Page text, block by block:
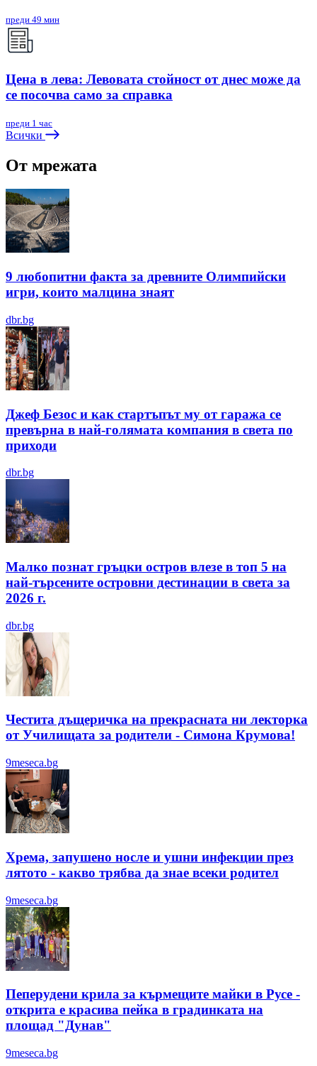
преди 49 мин
Цена в лева: Левовата стойност от днес може да
се посочва само за справка
преди 1 час
Всички
От мрежата
9 любопитни факта за древните Олимпийски
игри, които малцина знаят
dbr.bg
Джеф Безос и как стартъпът му от гаража се
превърна в най-голямата компания в света по
приходи
dbr.bg
Малко познат гръцки остров влезе в топ 5 на
най-търсените островни дестинации в света за
2026 г.
dbr.bg
Честита дъщеричка на прекрасната ни лекторка
от Училищата за родители - Симона Крумова!
9meseca.bg
Хрема, запушено носле и ушни инфекции през
лятотo - какво трябва да знае всеки родител
9meseca.bg
Пеперудени крила за кърмещите майки в Русе -
открита е красива пейка в градинката на
площад "Дунав"
9meseca.bg